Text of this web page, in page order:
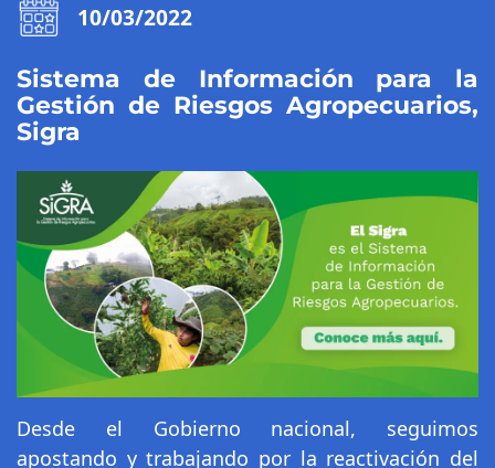
10/03/2022
Sistema de Información para la
Gestión de Riesgos Agropecuarios,
Sigra
Desde el Gobierno nacional, seguimos
apostando y trabajando por la reactivación del